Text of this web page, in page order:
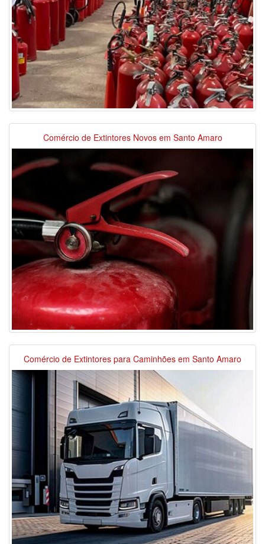
Comércio de Extintores Novos em Santo Amaro
Comércio de Extintores para Caminhões em Santo Amaro